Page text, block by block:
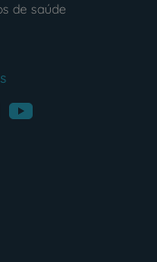
de saúde
Youtube